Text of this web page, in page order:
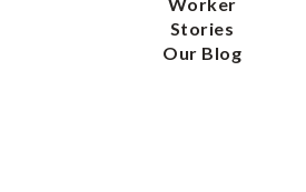
Worker
Stories
Our Blog